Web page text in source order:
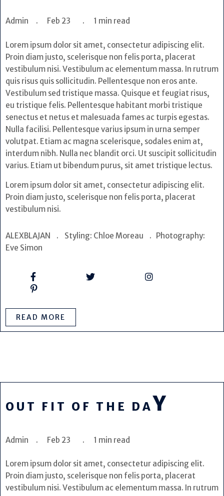
Admin . Feb 23 . 1 min read
Lorem ipsum dolor sit amet, consectetur adipiscing elit.
Proin diam justo, scelerisque non felis porta, placerat
vestibulum nisi. Vestibulum ac elementum massa. In rutrum
quis risus quis sollicitudin. Pellentesque non eros ante.
Vestibulum sed tristique massa. Quisque et feugiat risus,
eu tristique felis. Pellentesque habitant morbi tristique
senectus et netus et malesuada fames ac turpis egestas.
Nulla facilisi. Pellentesque varius ipsum in urna semper
volutpat. Etiam ac magna scelerisque, sodales enim at,
interdum nibh. Nulla nec blandit orci. Ut suscipit sollicitudin
varius. Etiam ut bibendum purus, sit amet tristique lectus.
Lorem ipsum dolor sit amet, consectetur adipiscing elit.
Proin diam justo, scelerisque non felis porta, placerat
vestibulum nisi.
ALEXBLAJAN . Styling: Chloe Moreau . Photography:
Eve Simon
READ MORE
OUT FIT OF THE DAY
Admin . Feb 23 . 1 min read
Lorem ipsum dolor sit amet, consectetur adipiscing elit.
Proin diam justo, scelerisque non felis porta, placerat
vestibulum nisi. Vestibulum ac elementum massa. In rutrum